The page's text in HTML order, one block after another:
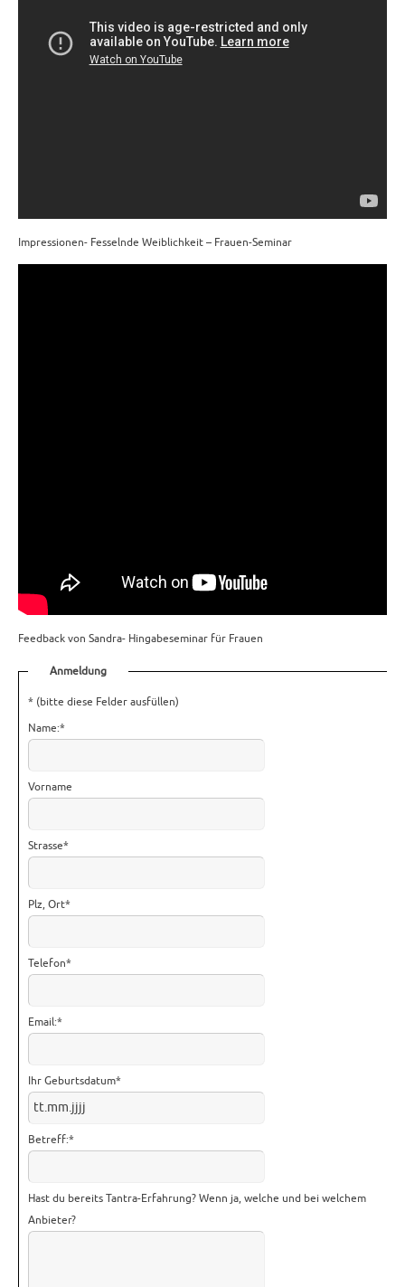
Impressionen- Fesselnde Weiblichkeit – Frauen-Seminar
Feedback von Sandra- Hingabeseminar für Frauen
Anmeldung
* (bitte diese Felder ausfüllen)
Name:*
Vorname
Strasse*
Plz, Ort*
Telefon*
Email:*
Ihr Geburtsdatum*
Betreff:*
Hast du bereits Tantra-Erfahrung? Wenn ja, welche und bei welchem
Anbieter?